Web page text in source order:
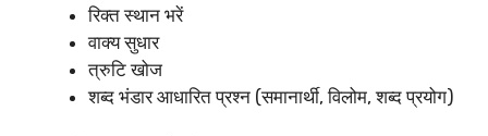
रिक्त स्थान भरें
वाक्य सुधार
त्रुटि खोज
शब्द भंडार आधारित प्रश्न (समानार्थी, विलोम, शब्द प्रयोग)